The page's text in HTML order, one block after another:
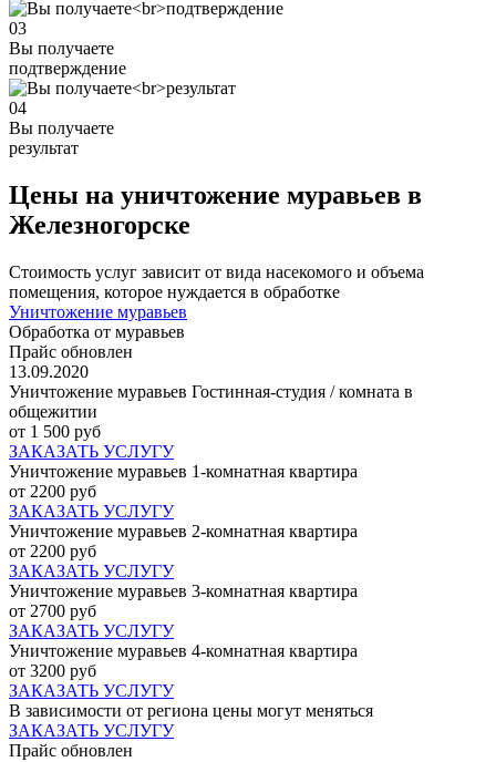
03
Вы получаете
подтверждение
04
Вы получаете
результат
Цены на уничтожение муравьев в
Железногорске
Стоимость услуг зависит от вида насекомого и объема
помещения, которое нуждается в обработке
Уничтожение муравьев
Обработка от муравьев
Прайс обновлен
13.09.2020
Уничтожение муравьев Гостинная-студия / комната в
общежитии
от 1 500 руб
ЗАКАЗАТЬ УСЛУГУ
Уничтожение муравьев 1-комнатная квартира
от 2200 руб
ЗАКАЗАТЬ УСЛУГУ
Уничтожение муравьев 2-комнатная квартира
от 2200 руб
ЗАКАЗАТЬ УСЛУГУ
Уничтожение муравьев 3-комнатная квартира
от 2700 руб
ЗАКАЗАТЬ УСЛУГУ
Уничтожение муравьев 4-комнатная квартира
от 3200 руб
ЗАКАЗАТЬ УСЛУГУ
В зависимости от региона цены могут меняться
ЗАКАЗАТЬ УСЛУГУ
Прайс обновлен